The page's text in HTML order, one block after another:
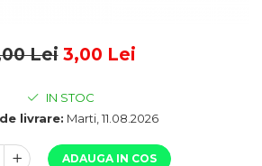
Lei 3,00 Lei
IN STOC
livrare: Marti, 11.08.2026
ADAUGA IN COS